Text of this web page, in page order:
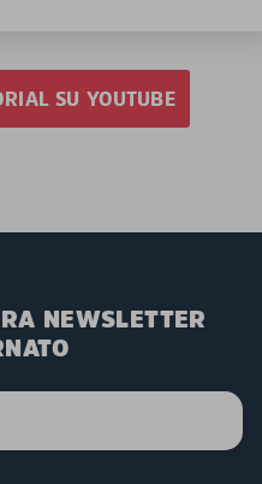
SU YOUTUBE
NEWSLETTER